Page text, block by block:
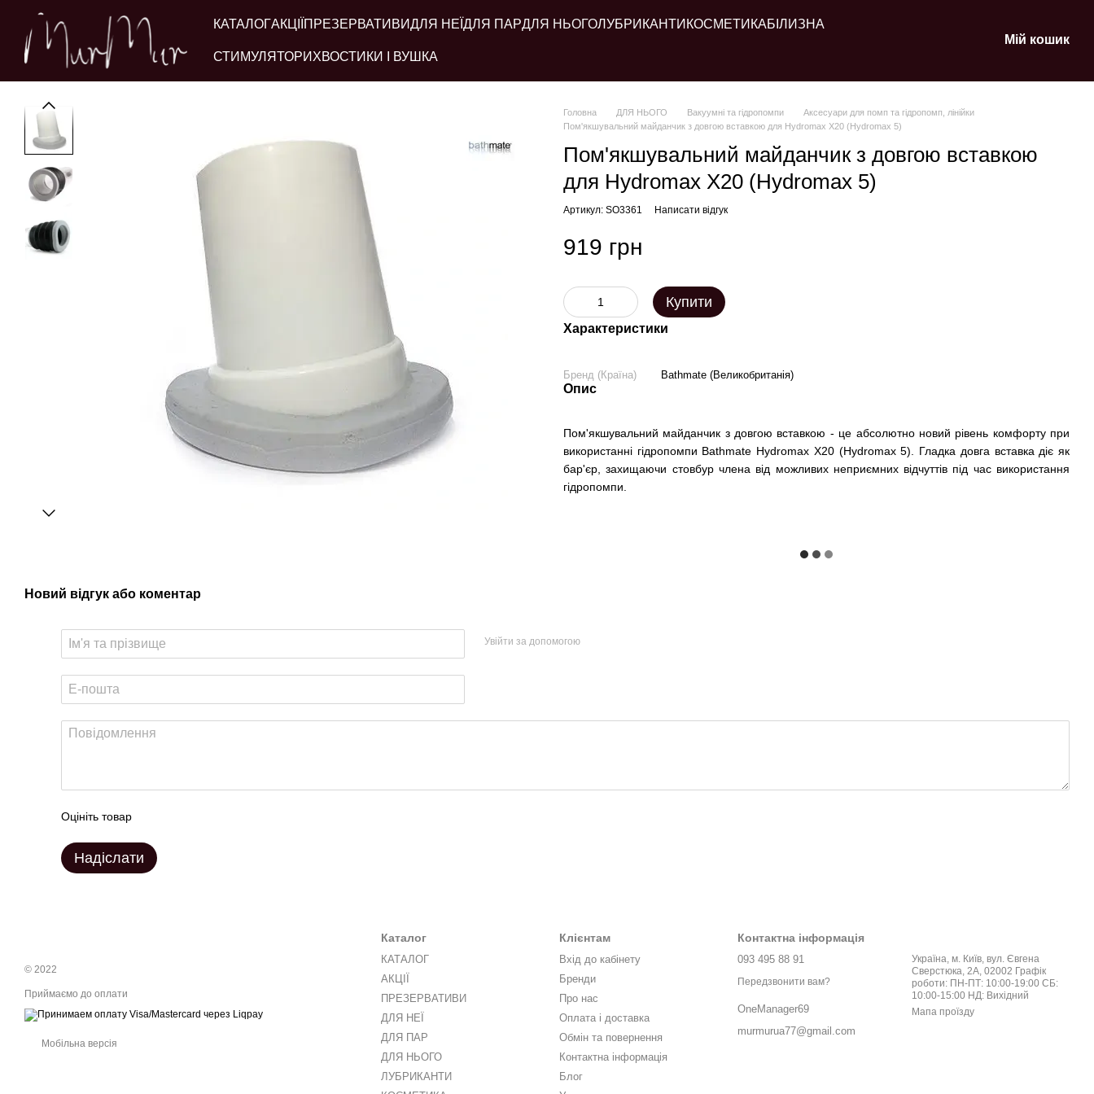
Перейти до основного контенту
КАТАЛОГАКЦІЇ ПРЕЗЕРВАТИВИДЛЯ НЕЇ ДЛЯ ПАРДЛЯ НЬОГОЛУБРИКАНТИ КОСМЕТИКАБІЛИЗНА
СТИМУЛЯТОРИ ХВОСТИКИ І ВУШКА
Мій кошик
Головна ДЛЯ НЬОГО Вакуумні та гідропомпи
Аксесуари для помп та гідропомп, лінійки
Пом'якшувальний майданчик з довгою вставкою для Hydromax X20 (Hydromax 5)
Пом'якшувальний майданчик з довгою вставкою
для Hydromax X20 (Hydromax 5)
Артикул: SO3361 Написати відгук
919 грн
Купити
Характеристики
Бренд (Країна) Bathmate (Великобританія)
Опис
Пом'якшувальний майданчик з довгою вставкою - це абсолютно новий рівень комфорту при
використанні гідропомпи Bathmate Hydromax X20 (Hydromax 5). Гладка довга вставка діє як
бар'єр, захищаючи стовбур члена від можливих неприємних відчуттів під час використання
гідропомпи.
Новий відгук або коментар
Увійти за допомогою
Оцініть товар
Надіслати
© 2022
Приймаємо до оплати
Мобільна версія
Каталог
КАТАЛОГ
АКЦІЇ
ПРЕЗЕРВАТИВИ
ДЛЯ НЕЇ
ДЛЯ ПАР
ДЛЯ НЬОГО
ЛУБРИКАНТИ
Клієнтам
Вхід до кабінету
Бренди
Про нас
Оплата і доставка
Обмін та повернення
Контактна інформація
Блог
Контактна інформація
093 495 88 91
Передзвонити вам?
OneManager69
murmurua77@gmail.com
Україна, м. Київ, вул. Євгена
Сверстюка, 2А, 02002 Графік
роботи: ПН-ПТ: 10:00-19:00 СБ:
10:00-15:00 НД: Вихідний
Мапа проїзду